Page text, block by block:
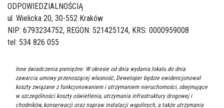
ODPOWIEDZIALNOŚCIĄ
ul. Wielicka 20, 30-552 Kraków
NIP: 6793234752, REGON: 521425124, KRS: 0000959008
tel: 534 826 055
Inne świadczenia pieniężne: W okresie od dnia wydania lokalu do dnia
zawarcia umowy przenoszącej własność, Deweloper będzie ewidencjonował
koszty związane z funkcjonowaniem i utrzymaniem nieruchomości, obejmujące
w szczególności koszty oświetlenia, utrzymania infrastruktury drogowej i
chodników, konserwacji oraz napraw instalacji wspólnych, a także utrzymania